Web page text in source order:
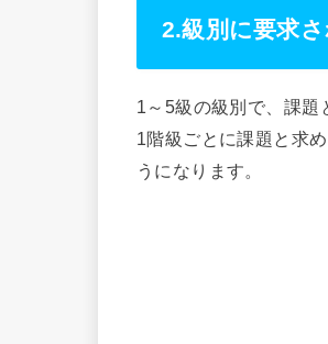
2.級別に要求
1～5級の級別で、課題
1階級ごとに課題と求
うになります。